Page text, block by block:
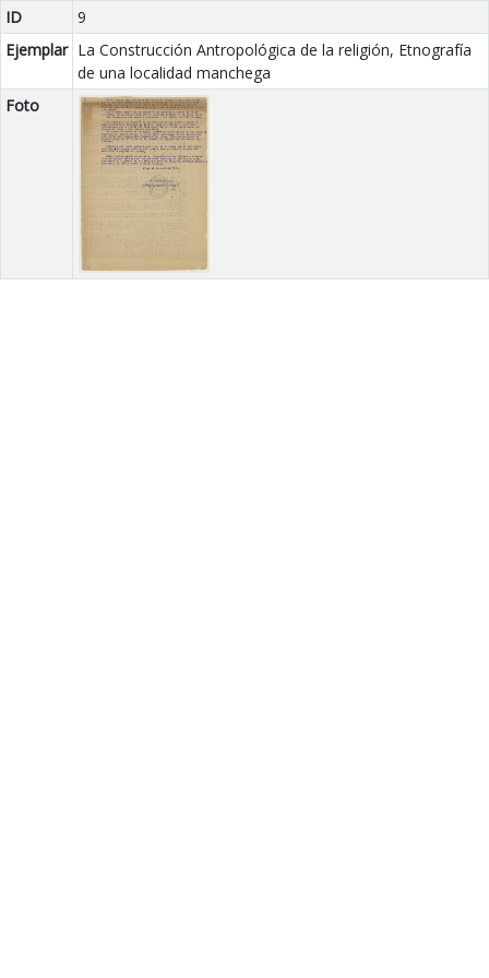
ID
9
Ejemplar La Construcción Antropológica de la religión, Etnografía
de una localidad manchega
Foto